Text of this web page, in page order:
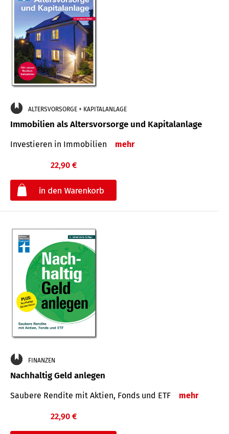
ALTERSVORSORGE + KAPITALANLAGE
Immobilien als Altersvorsorge und Kapitalanlage
Investieren in Immobilien mehr
22,90 €
FINANZEN
Nachhaltig Geld anlegen
Saubere Rendite mit Aktien, Fonds und ETF mehr
22,90 €